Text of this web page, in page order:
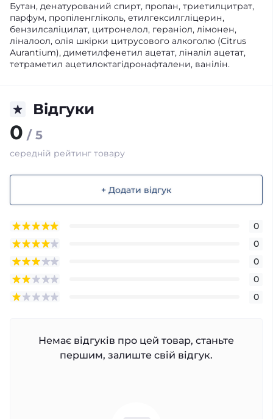
Бутан, денатурований спирт, пропан, триетилцитрат,
парфум, пропіленгліколь, етилгексилгліцерин,
бензилсаліцилат, цитронелол, гераніол, лімонен,
ліналоол, олія шкірки цитрусового алкоголю (Citrus
Aurantium), диметилфенетил ацетат, ліналіл ацетат,
тетраметил ацетилоктагідронафталени, ванілін.
Відгуки
0 / 5
середній рейтинг товару
+ Додати відгук
0
0
0
0
0
Немає відгуків про цей товар, станьте
першим, залиште свій відгук.